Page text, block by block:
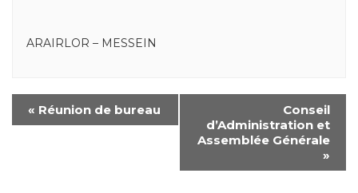
ARAIRLOR – MESSEIN
« Réunion de bureau
Conseil
d’Administration et
Assemblée Générale
»